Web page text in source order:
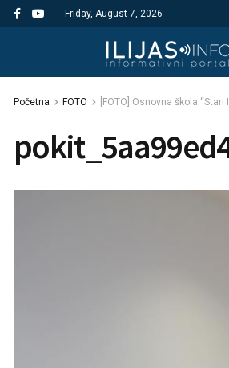
Friday, August 7, 2026
Početna FOTO [FOTO] Osnovna škola “Stari